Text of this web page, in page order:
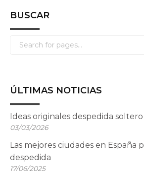
BUSCAR
ÚLTIMAS NOTICIAS
Ideas originales despedida
03/03/2026
Las mejores ciudades en España
despedida
17/06/2025